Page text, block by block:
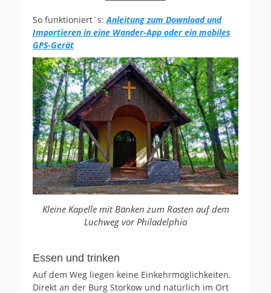
So funktioniert´s:Anleitung zum Download und
Importieren in eine Wander-App oder ein mobiles
GPS-Gerät
Kleine Kapelle mit Bänken zum Rasten auf dem
Luchweg vor Philadelphia
Essen und trinken
Auf dem Weg liegen keine Einkehrmöglichkeiten.
Direkt an der Burg Storkow und natürlich im Ort